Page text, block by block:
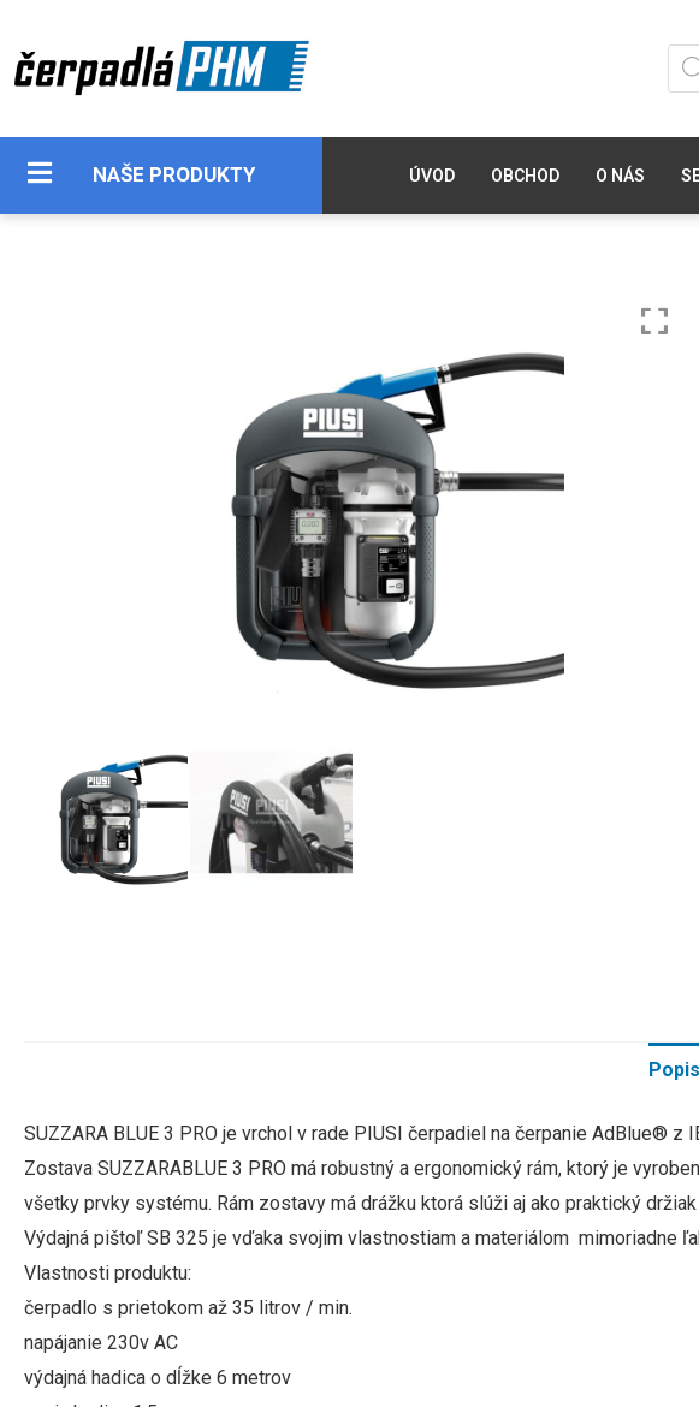
NAŠE PRODUKTY ÚVOD OBCHOD O NÁS
Popis
SUZZARA BLUE 3 PRO je vrchol v rade PIUSI čerpadiel na čerpanie AdBlue® z
Zostava SUZZARABLUE 3 PRO má robustný a ergonomický rám, ktorý je
všetky prvky systému. Rám zostavy má drážku ktorá slúži aj ako praktický držiak
Výdajná pištoľ SB 325 je vďaka svojim vlastnostiam a materiálom mimoriadne
Vlastnosti produktu:
čerpadlo s prietokom až 35 litrov / min.
napájanie 230v AC
výdajná hadica o dĺžke 6 metrov